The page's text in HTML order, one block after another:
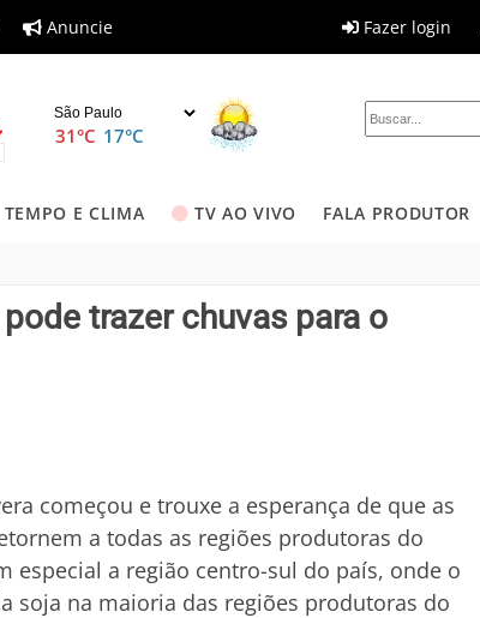
Anuncie Fazer login
31°C 17°C
TEMPO E CLIMA TV AO VIVO FALA PRODUTOR
trazer chuvas para o
começou e trouxe a esperança de que as
a todas as regiões produtoras do
especial a região centro-sul do país, onde o
soja na maioria das regiões produtoras do